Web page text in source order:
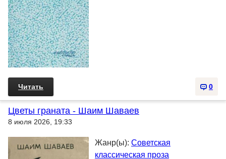
0
Читать
Цветы граната - Шаим Шаваев
8 июля 2026, 19:33
Жанр(ы): Советская
классическая проза